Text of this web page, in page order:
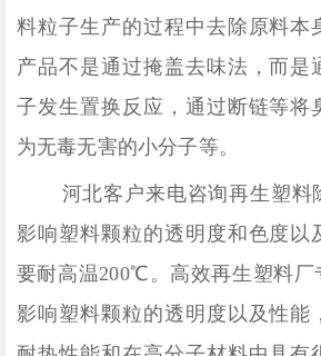
料粒子生产的过程中去除原料本
产品不是通过掩盖去味法，而是
子发生置换反应，通过断链等将
为无毒无害的小分子等。
河北客户来电咨询再生塑料
影响塑料颗粒的透明度和色度以
要耐高温200℃。高效再生塑料厂
影响塑料颗粒的透明度以及性能，